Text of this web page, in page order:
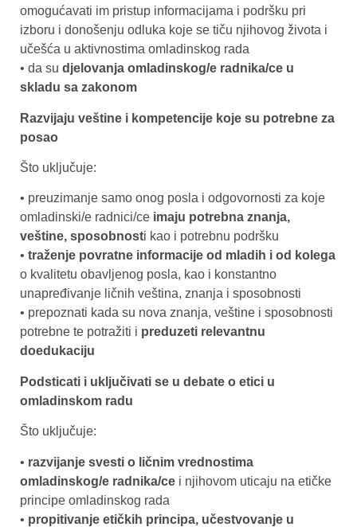
omogućavati im pristup informacijama i podršku pri
izboru i donošenju odluka koje se tiču njihovog života i
učešća u aktivnostima omladinskog rada
• da su djelovanja omladinskog/e radnika/ce u
skladu sa zakonom
Razvijaju veštine i kompetencije koje su potrebne za
posao
Što uključuje:
• preuzimanje samo onog posla i odgovornosti za koje
omladinski/e radnici/ce imaju potrebna znanja,
veštine, sposobnosti kao i potrebnu podršku
• traženje povratne informacije od mladih i od kolega
o kvalitetu obavljenog posla, kao i konstantno
unapređivanje ličnih veština, znanja i sposobnosti
• prepoznati kada su nova znanja, veštine i sposobnosti
potrebne te potražiti i preduzeti relevantnu
doedukaciju
Podsticati i uključivati se u debate o etici u
omladinskom radu
Što uključuje:
• razvijanje svesti o ličnim vrednostima
omladinskog/e radnika/ce i njihovom uticaju na etičke
principe omladinskog rada
• propitivanje etičkih principa, učestvovanje u